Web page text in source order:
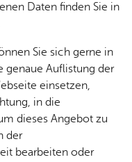
Nachrichten
Schule.
Daten finden Sie in
Sie sich gerne in
genaue Auflistung der
einsetzen,
in die
dieses Angebot zu
der
bearbeiten oder